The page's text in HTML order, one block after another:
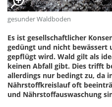
gesunder Waldboden
Es ist gesellschaftlicher
gedüngt und nicht bewässert
gepflügt wird. Wald gilt als
keinen Abfall gibt. Dies trifft
allerdings nur bedingt zu, da
Nährstoffkreislauf oft
und Nährstoffauswaschung